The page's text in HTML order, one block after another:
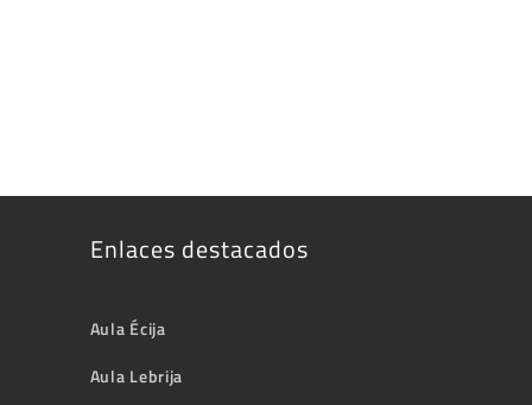
Enlaces destacados
Aula Écija
Aula Lebrija